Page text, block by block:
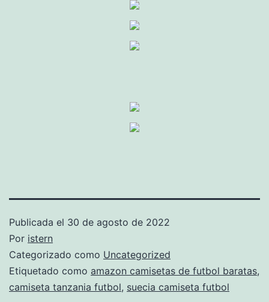
Publicada el 30 de agosto de 2022
Por istern
Categorizado como Uncategorized
Etiquetado como amazon camisetas de futbol baratas,
camiseta tanzania futbol, suecia camiseta futbol